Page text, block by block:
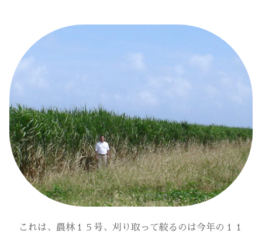
これは、農林１５号、刈り取って絞るのは今年の１１